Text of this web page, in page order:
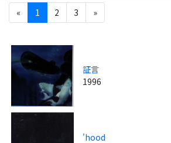
«
1 2 3 »
証言
1996
'hood